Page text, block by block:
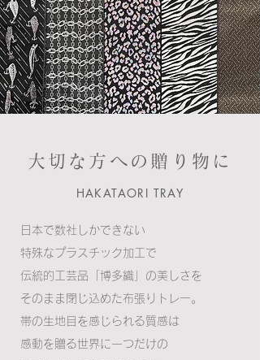
大切な方への贈り物に
HAKATAORI TRAY
日本で数社しかできない
特殊なプラスチック加工で
伝統的工芸品「博多織」の美しさを
そのまま閉じ込めた布張りトレー。
帯の生地目を感じられる質感は
感動を贈る世界に一つだけの​